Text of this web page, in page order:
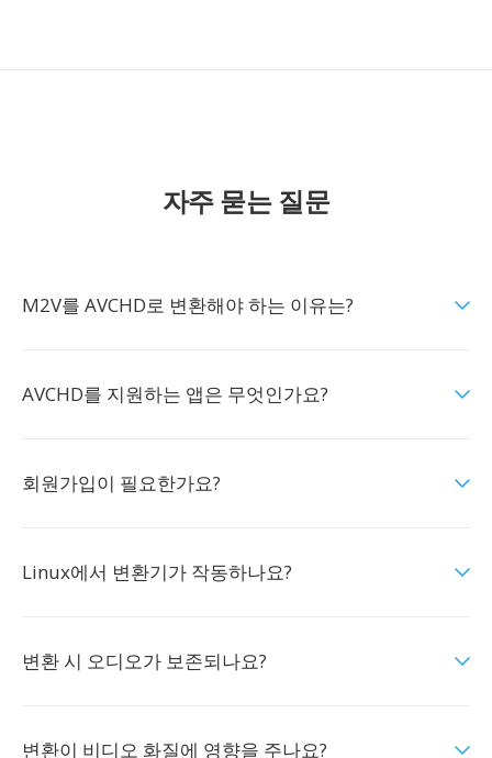
자주 묻는 질문
M2V를 AVCHD로 변환해야 하는 이유는?
AVCHD를 지원하는 앱은 무엇인가요?
회원가입이 필요한가요?
Linux에서 변환기가 작동하나요?
변환 시 오디오가 보존되나요?
변환이 비디오 화질에 영향을 주나요?